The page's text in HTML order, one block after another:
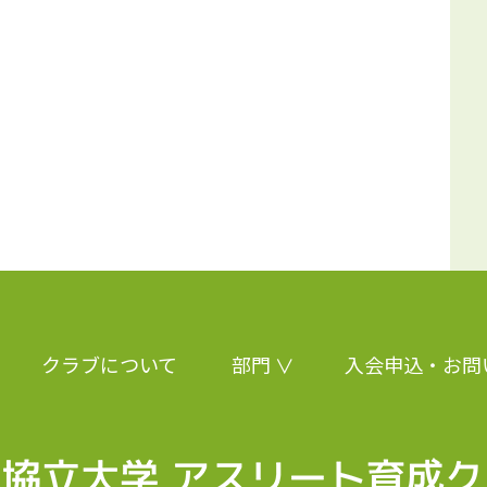
クラブについて 部門 入会申込・お